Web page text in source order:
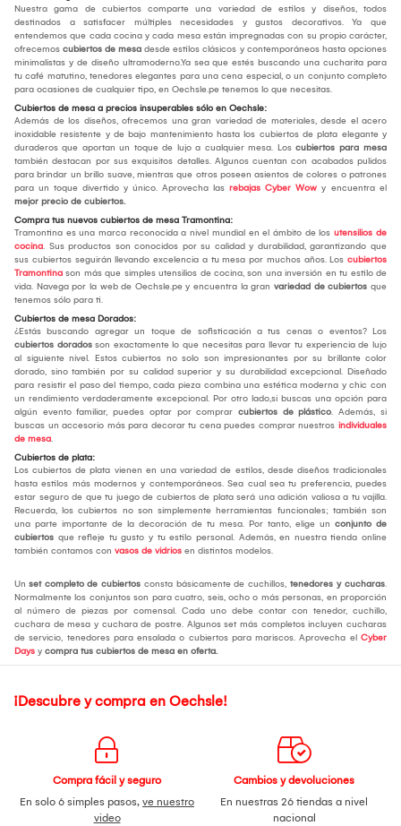
Nuestra gama de cubiertos comparte una variedad de estilos y diseños, todos
destinados a satisfacer múltiples necesidades y gustos decorativos. Ya que
entendemos que cada cocina y cada mesa están impregnadas con su propio carácter,
ofrecemos cubiertos de mesa desde estilos clásicos y contemporáneos hasta opciones
minimalistas y de diseño ultramoderno.Ya sea que estés buscando una cucharita para
tu café matutino, tenedores elegantes para una cena especial, o un conjunto completo
para ocasiones de cualquier tipo, en Oechsle.pe tenemos lo que necesitas.
Cubiertos de mesa a precios insuperables sólo en Oechsle:
Además de los diseños, ofrecemos una gran variedad de materiales, desde el acero
inoxidable resistente y de bajo mantenimiento hasta los cubiertos de plata elegante y
duraderos que aportan un toque de lujo a cualquier mesa. Los cubiertos para mesa
también destacan por sus exquisitos detalles. Algunos cuentan con acabados pulidos
para brindar un brillo suave, mientras que otros poseen asientos de colores o patrones
para un toque divertido y único. Aprovecha las rebajas Cyber Wow y encuentra el
mejor precio de cubiertos.
Compra tus nuevos cubiertos de mesa Tramontina:
Tramontina es una marca reconocida a nivel mundial en el ámbito de los utensilios de
cocina. Sus productos son conocidos por su calidad y durabilidad, garantizando que
sus cubiertos seguirán llevando excelencia a tu mesa por muchos años. Los cubiertos
Tramontina son más que simples utensilios de cocina, son una inversión en tu estilo de
vida. Navega por la web de Oechsle.pe y encuentra la gran variedad de cubiertos que
tenemos sólo para ti.
Cubiertos de mesa Dorados:
¿Estás buscando agregar un toque de sofisticación a tus cenas o eventos? Los
cubiertos dorados son exactamente lo que necesitas para llevar tu experiencia de lujo
al siguiente nivel. Estos cubiertos no solo son impresionantes por su brillante color
dorado, sino también por su calidad superior y su durabilidad excepcional. Diseñado
para resistir el paso del tiempo, cada pieza combina una estética moderna y chic con
un rendimiento verdaderamente excepcional. Por otro lado,si buscas una opción para
algún evento familiar, puedes optar por comprar cubiertos de plástico. Además, si
buscas un accesorio más para decorar tu cena puedes comprar nuestros individuales
de mesa.
Cubiertos de plata:
Los cubiertos de plata vienen en una variedad de estilos, desde diseños tradicionales
hasta estilos más modernos y contemporáneos. Sea cual sea tu preferencia, puedes
estar seguro de que tu juego de cubiertos de plata será una adición valiosa a tu vajilla.
Recuerda, los cubiertos no son simplemente herramientas funcionales; también son
una parte importante de la decoración de tu mesa. Por tanto, elige un conjunto de
cubiertos que refleje tu gusto y tu estilo personal. Además, en nuestra tienda online
también contamos con vasos de vidrios en distintos modelos.
Un set completo de cubiertos consta básicamente de cuchillos, tenedores y cucharas.
Normalmente los conjuntos son para cuatro, seis, ocho o más personas, en proporción
al número de piezas por comensal. Cada uno debe contar con tenedor, cuchillo,
cuchara de mesa y cuchara de postre. Algunos set más completos incluyen cucharas
de servicio, tenedores para ensalada o cubiertos para mariscos. Aprovecha el Cyber
Days y compra tus cubiertos de mesa en oferta.
¡Descubre y compra en Oechsle!
Compra fácil y seguro
En solo 6 simples pasos, ve nuestro
video
Cambios y devoluciones
En nuestras 26 tiendas a nivel
nacional